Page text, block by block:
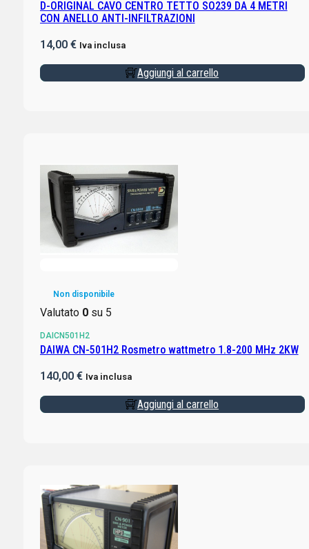
D-ORIGINAL CAVO CENTRO TETTO SO239 DA 4 METRI
CON ANELLO ANTI-INFILTRAZIONI
14,00 € Iva inclusa
Aggiungi al carrello
Non disponibile
Valutato 0su 5
DAICN501H2
DAIWA CN-501H2 Rosmetro wattmetro 1.8-200 MHz 2KW
140,00 € Iva inclusa
Aggiungi al carrello